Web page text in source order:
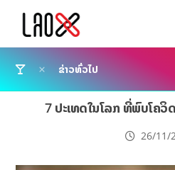
ຂ່າວທົ່ວໄປ
7 ປະເທດໃນໂລກ ທີ່ພົບໂຄວິ
26/11/